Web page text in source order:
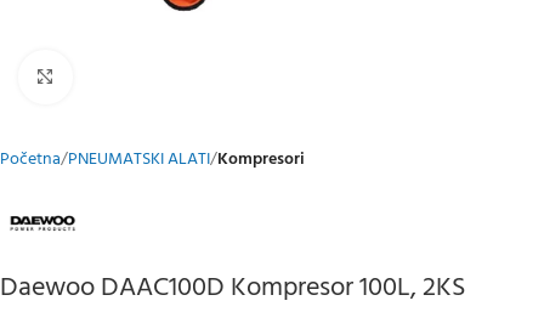
Početna PNEUMATSKI ALATI Kompresori
Daewoo DAAC100D Kompresor 100L, 2KS